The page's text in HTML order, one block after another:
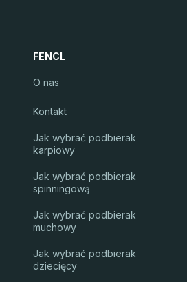
FENCL
O nas
Kontakt
Jak wybrać podbierak
karpiowy
Jak wybrać podbierak
spinningową
Jak wybrać podbierak
muchowy
Jak wybrać podbierak
dziecięcy